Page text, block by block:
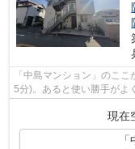
「中島マンション」のこ
5分)。あると使い勝手がよ
現在